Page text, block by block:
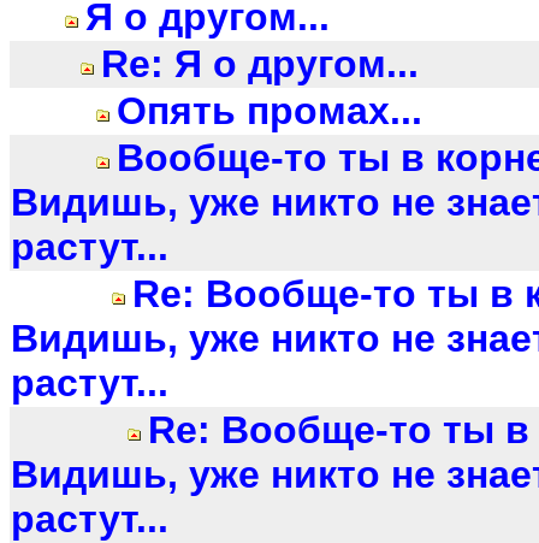
Я о другом...
Re: Я о другом...
Опять промах...
Вообще-то ты в
Видишь, уже никто не
растут...
Re: Вообще-то ты в
Видишь, уже никто не
растут...
Re: Вообще-то ты в
Видишь, уже никто не
растут...